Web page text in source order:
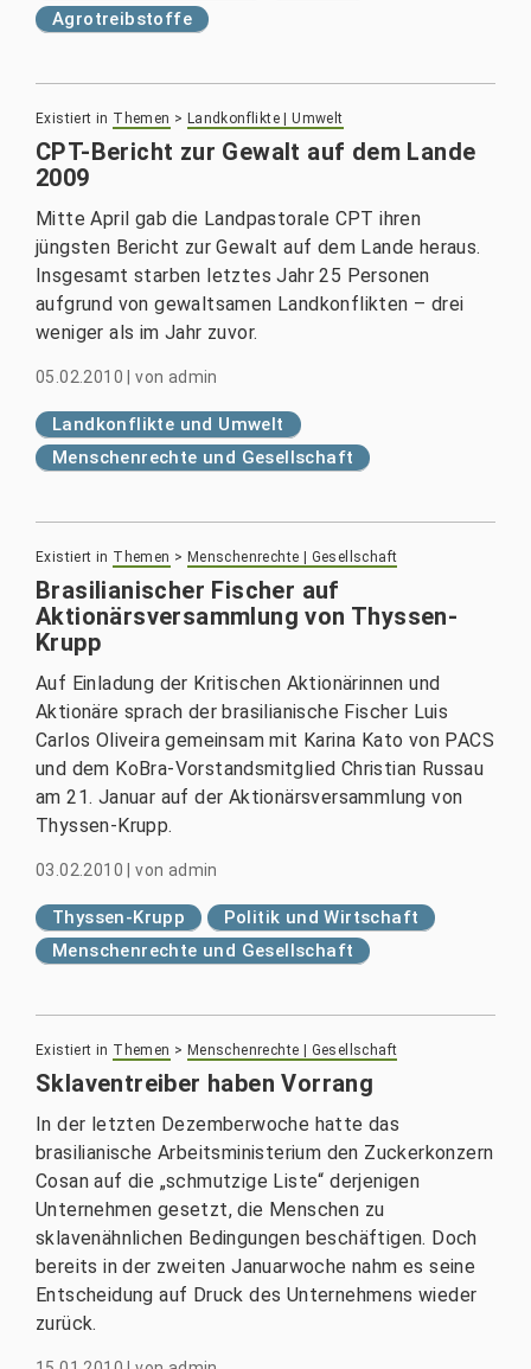
Agrotreibstoffe
Existiert in Themen > Landkonflikte | Umwelt
CPT-Bericht zur Gewalt auf dem Lande
2009
Mitte April gab die Landpastorale CPT ihren
jüngsten Bericht zur Gewalt auf dem Lande heraus.
Insgesamt starben letztes Jahr 25 Personen
aufgrund von gewaltsamen Landkonflikten – drei
weniger als im Jahr zuvor.
05.02.2010 |von admin
Landkonflikte und Umwelt
Menschenrechte und Gesellschaft
Existiert in Themen > Menschenrechte | Gesellschaft
Brasilianischer Fischer auf
Aktionärsversammlung von Thyssen-
Krupp
Auf Einladung der Kritischen Aktionärinnen und
Aktionäre sprach der brasilianische Fischer Luis
Carlos Oliveira gemeinsam mit Karina Kato von PACS
und dem KoBra-Vorstandsmitglied Christian Russau
am 21. Januar auf der Aktionärsversammlung von
Thyssen-Krupp.
03.02.2010 |von admin
Thyssen-Krupp
Politik und Wirtschaft
Menschenrechte und Gesellschaft
Existiert in Themen > Menschenrechte | Gesellschaft
Sklaventreiber haben Vorrang
In der letzten Dezemberwoche hatte das
brasilianische Arbeitsministerium den Zuckerkonzern
Cosan auf die „schmutzige Liste“ derjenigen
Unternehmen gesetzt, die Menschen zu
sklavenähnlichen Bedingungen beschäftigen. Doch
bereits in der zweiten Januarwoche nahm es seine
Entscheidung auf Druck des Unternehmens wieder
zurück.